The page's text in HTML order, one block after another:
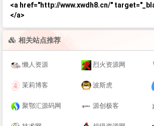
<a href="http://www.xwdh8.cn/"
</a>
相关站点推荐
懒人资源 烈火资源网
茉莉博客 波斯虎
聚鄂汇源码网 源创极客